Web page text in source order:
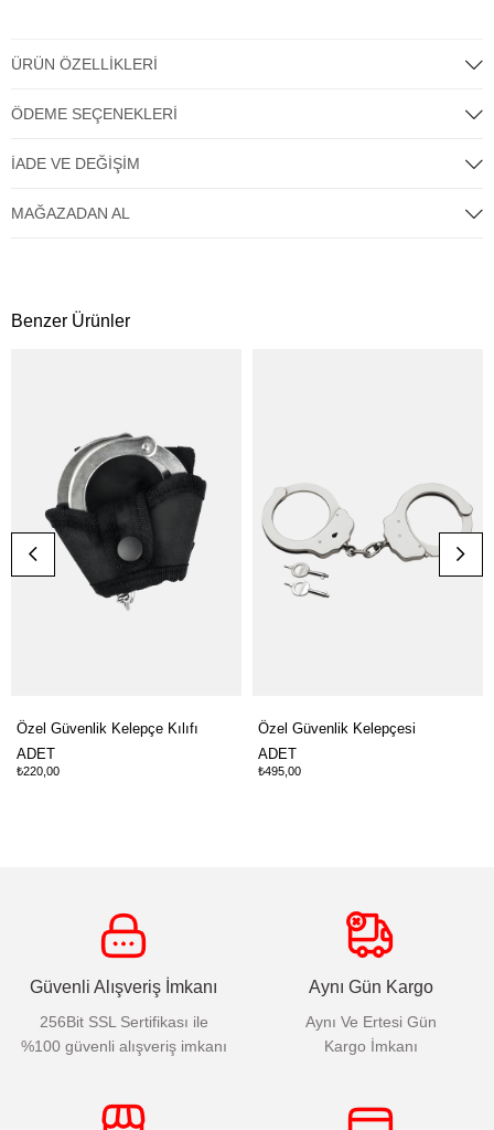
ÜRÜN ÖZELLIKLERI
ÖDEME SEÇENEKLERI
İADE VE DEĞIŞIM
MAĞAZADAN AL
Benzer Ürünler
Özel Güvenlik Kelepçe Kılıfı
ADET
₺220,00
Özel Güvenlik Kelepçesi
ADET
₺495,00
Güvenli Alışveriş İmkanı
256Bit SSL Sertifikası ile
%100 güvenli alışveriş imkanı
Aynı Gün Kargo
Aynı Ve Ertesi Gün
Kargo İmkanı